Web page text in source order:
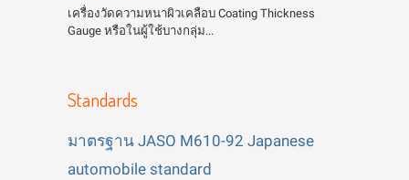
เครื่องวัดความหนาผิวเคลือบ Coating Thickness
Gauge หรือในผู้ใช้บางกลุ่ม...
Standards
มาตรฐาน JASO M610-92 Japanese
automobile standard